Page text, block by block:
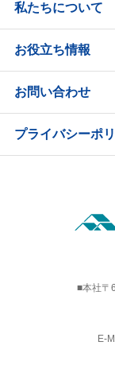
私たちについて
お役立ち情報
お問い合わせ
プライバシーポ
■本社〒
E-